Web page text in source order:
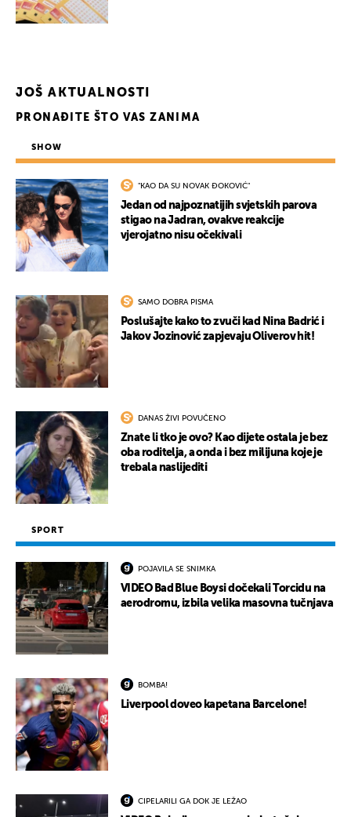
JOŠ AKTUALNOSTI
PRONAĐITE ŠTO VAS ZANIMA
SHOW
"KAO DA SU NOVAK ĐOKOVIĆ"
Jedan od najpoznatijih svjetskih parova
stigao na Jadran, ovakve reakcije
vjerojatno nisu očekivali
SAMO DOBRA PISMA
Poslušajte kako to zvuči kad Nina Badrić i
Jakov Jozinović zapjevaju Oliverov hit!
DANAS ŽIVI POVUČENO
Znate li tko je ovo? Kao dijete ostala je bez
oba roditelja, a onda i bez milijuna koje je
trebala naslijediti
SPORT
POJAVILA SE SNIMKA
VIDEO Bad Blue Boysi dočekali Torcidu na
aerodromu, izbila velika masovna tučnjava
BOMBA!
Liverpool doveo kapetana Barcelone!
CIPELARILI GA DOK JE LEŽAO